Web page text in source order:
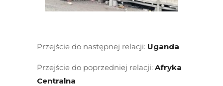
Przejście do następnej relacji: Uganda
Przejście do poprzedniej relacji: Afryka
Centralna